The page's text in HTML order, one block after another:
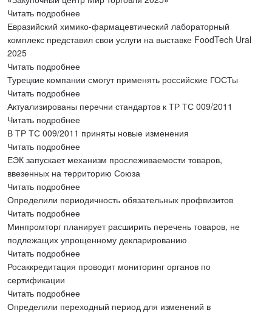
Читать подробнее
Евразийский химико-фармацевтический лабораторный
комплекс представил свои услуги на выставке FoodTech Ural
2025
Читать подробнее
Турецкие компании смогут применять российские ГОСТы
Читать подробнее
Актуализированы перечни стандартов к ТР ТС 009/2011
Читать подробнее
В ТР ТС 009/2011 приняты новые изменения
Читать подробнее
ЕЭК запускает механизм прослеживаемости товаров,
ввезенных на территорию Союза
Читать подробнее
Определили периодичность обязательных профвизитов
Читать подробнее
Минпромторг планирует расширить перечень товаров, не
подлежащих упрощенному декларированию
Читать подробнее
Росаккредитация проводит мониторинг органов по
сертификации
Читать подробнее
Определили переходный период для изменений в